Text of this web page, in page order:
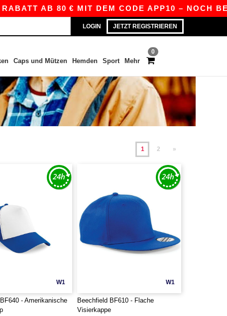
80 € MIT DEM CODE APP10 – NOCH BESSERE
LOGIN JETZT REGISTRIEREN
0
Caps und Mützen Hemden Sport Mehr
1 2 »
W1
- Amerikanische
W1
Beechfield BF610 - Flache
Visierkappe